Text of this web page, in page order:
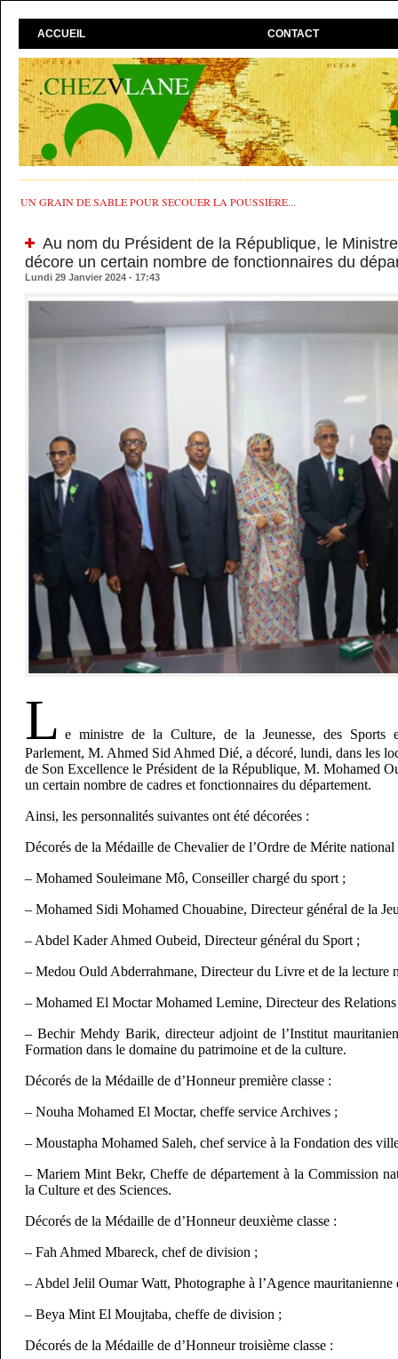
ACCUEIL CONTACT
UN GRAIN DE SABLE POUR SECOUER LA POUSSIÈRE...
Au nom du Président de la République, le
décore un certain nombre de fonctionnaires du
Lundi 29 Janvier 2024 - 17:43
L e ministre de la Culture, de la Jeunesse, des Sports
Parlement, M. Ahmed Sid Ahmed Dié, a décoré, lundi, dans les
de Son Excellence le Président de la République, M. Mohamed
un certain nombre de cadres et fonctionnaires du département.
Ainsi, les personnalités suivantes ont été décorées :
Décorés de la Médaille de Chevalier de l’Ordre de Mérite national
– Mohamed Souleimane Mô, Conseiller chargé du sport ;
– Mohamed Sidi Mohamed Chouabine, Directeur général de la
– Abdel Kader Ahmed Oubeid, Directeur général du Sport ;
– Medou Ould Abderrahmane, Directeur du Livre et de la lecture
– Mohamed El Moctar Mohamed Lemine, Directeur des
– Bechir Mehdy Barik, directeur adjoint de l’Institut
Formation dans le domaine du patrimoine et de la culture.
Décorés de la Médaille de d’Honneur première classe :
– Nouha Mohamed El Moctar, cheffe service Archives ;
– Moustapha Mohamed Saleh, chef service à la Fondation des
– Mariem Mint Bekr, Cheffe de département à la Commission
la Culture et des Sciences.
Décorés de la Médaille de d’Honneur deuxième classe :
– Fah Ahmed Mbareck, chef de division ;
– Abdel Jelil Oumar Watt, Photographe à l’Agence mauritanienne
– Beya Mint El Moujtaba, cheffe de division ;
Décorés de la Médaille de d’Honneur troisième classe :